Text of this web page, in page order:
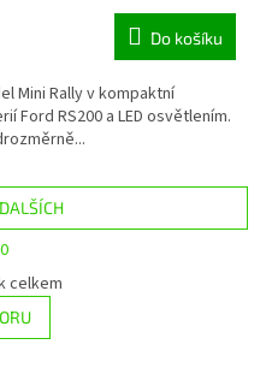
Do košíku
Mini Rally v kompaktní
Ford RS200 a LED osvětlením.
celkem